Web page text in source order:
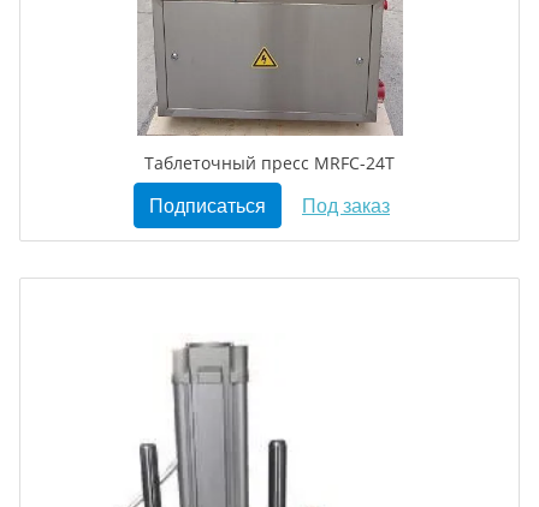
Таблеточный пресс MRFC-24T
Подписаться Под заказ